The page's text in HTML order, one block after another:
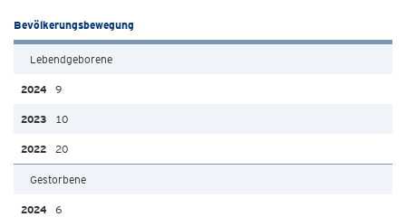
Bevölkerungsbewegung
Lebendgeborene
9
10
20
Gestorbene
6